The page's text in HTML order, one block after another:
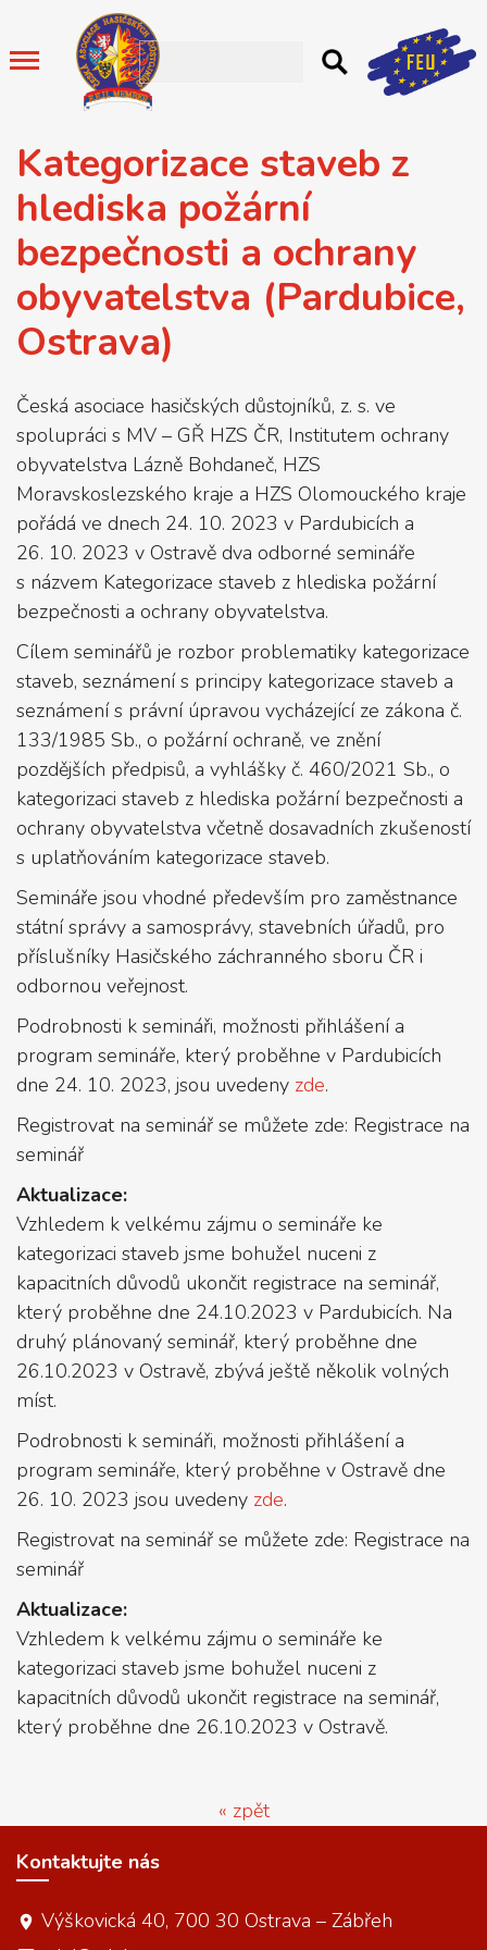
Kategorizace staveb z
hlediska požární
bezpečnosti a ochrany
obyvatelstva (Pardubice,
Ostrava)
Česká asociace hasičských důstojníků, z. s. ve
spolupráci s MV – GŘ HZS ČR, Institutem ochrany
obyvatelstva Lázně Bohdaneč, HZS
Moravskoslezského kraje a HZS Olomouckého kraje
pořádá ve dnech 24. 10. 2023 v Pardubicích a
26. 10. 2023 v Ostravě dva odborné semináře
s názvem Kategorizace staveb z hlediska požární
bezpečnosti a ochrany obyvatelstva.
Cílem seminářů je rozbor problematiky kategorizace
staveb, seznámení s principy kategorizace staveb a
seznámení s právní úpravou vycházející ze zákona č.
133/1985 Sb., o požární ochraně, ve znění
pozdějších předpisů, a vyhlášky č. 460/2021 Sb., o
kategorizaci staveb z hlediska požární bezpečnosti a
ochrany obyvatelstva včetně dosavadních zkušeností
s uplatňováním kategorizace staveb.
Semináře jsou vhodné především pro zaměstnance
státní správy a samosprávy, stavebních úřadů, pro
příslušníky Hasičského záchranného sboru ČR i
odbornou veřejnost.
Podrobnosti k semináři, možnosti přihlášení a
program semináře, který proběhne v Pardubicích
dne 24. 10. 2023, jsou uvedeny zde.
Registrovat na seminář se můžete zde: Registrace na
seminář
Aktualizace:
Vzhledem k velkému zájmu o semináře ke
kategorizaci staveb jsme bohužel nuceni z
kapacitních důvodů ukončit registrace na seminář,
který proběhne dne 24.10.2023 v Pardubicích. Na
druhý plánovaný seminář, který proběhne dne
26.10.2023 v Ostravě, zbývá ještě několik volných
míst.
Podrobnosti k semináři, možnosti přihlášení a
program semináře, který proběhne v Ostravě dne
26. 10. 2023 jsou uvedeny zde.
Registrovat na seminář se můžete zde: Registrace na
seminář
Aktualizace:
Vzhledem k velkému zájmu o semináře ke
kategorizaci staveb jsme bohužel nuceni z
kapacitních důvodů ukončit registrace na seminář,
který proběhne dne 26.10.2023 v Ostravě.
« zpět
Kontaktujte nás
Výškovická 40, 700 30 Ostrava – Zábřeh